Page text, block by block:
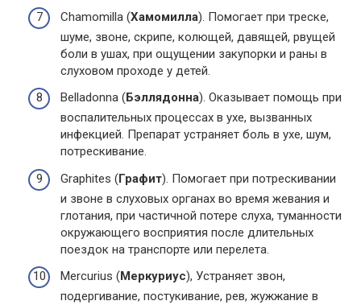
Chamomilla (Хамомилла). Помогает при треске,
шуме, звоне, скрипе, колющей, давящей, рвущей
боли в ушах, при ощущении закупорки и раны в
слуховом проходе у детей.
Belladonna (Бэллядонна). Оказывает помощь при
воспалительных процессах в ухе, вызванных
инфекцией. Препарат устраняет боль в ухе, шум,
потрескивание.
Graphites (Графит). Помогает при потрескивании
и звоне в слуховых органах во время жевания и
глотания, при частичной потере слуха, туманности
окружающего восприятия после длительных
поездок на транспорте или перелета.
Mercurius (Меркуриус), Устраняет звон,
подергивание, постукивание, рев, жужжание в